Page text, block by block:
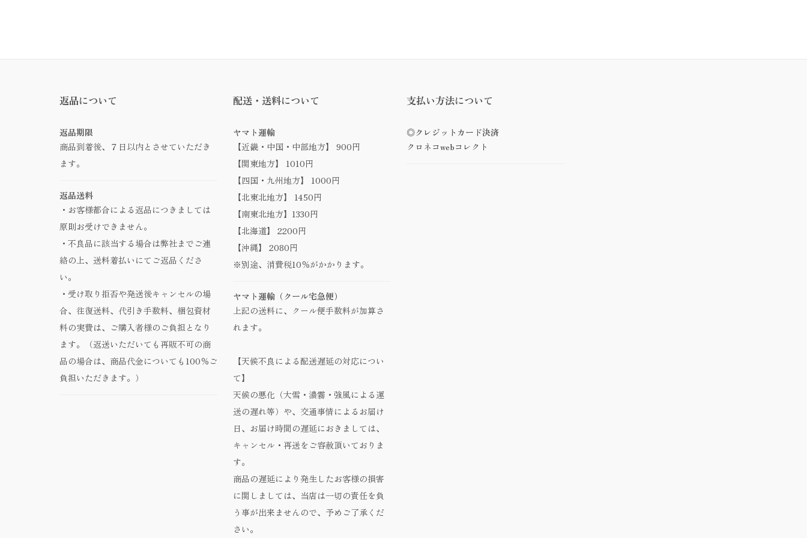
返品について
返品期限
商品到着後、７日以内とさせていただき
ます。
返品送料
・お客様都合による返品につきましては
原則お受けできません。
・不良品に該当する場合は弊社までご連
絡の上、送料着払いにてご返品くださ
い。
・受け取り拒否や発送後キャンセルの場
合、往復送料、代引き手数料、梱包資材
料の実費は、ご購入者様のご負担となり
ます。（返送いただいても再販不可の商
品の場合は、商品代金についても100％ご
負担いただきます。）
配送・送料について
ヤマト運輸
【近畿・中国・中部地方】 900円
【関東地方】 1010円
【四国・九州地方】 1000円
【北東北地方】 1450円
【南東北地方】1330円
【北海道】 2200円
【沖縄】 2080円
※別途、消費税10％がかかります。
ヤマト運輸（クール宅急便）
上記の送料に、クール便手数料が加算さ
れます。
【天候不良による配送遅延の対応につい
て】
天候の悪化（大雪・濃霧・強風による運
送の遅れ等）や、交通事情によるお届け
日、お届け時間の遅延におきましては、
キャンセル・再送をご容赦頂いておりま
す。
商品の遅延により発生したお客様の損害
に関しましては、当店は一切の責任を負
う事が出来ませんので、予めご了承くだ
さい。
支払い方法について
◎クレジットカード決済
クロネコwebコレクト